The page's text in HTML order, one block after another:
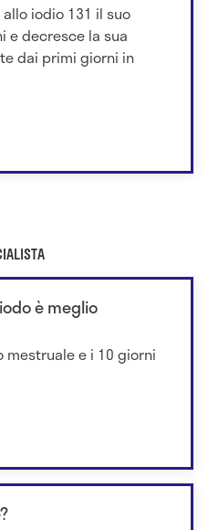
iodio 131 il suo
e decresce la sua
dai primi giorni in
è meglio
mestruale e i 10 giorni